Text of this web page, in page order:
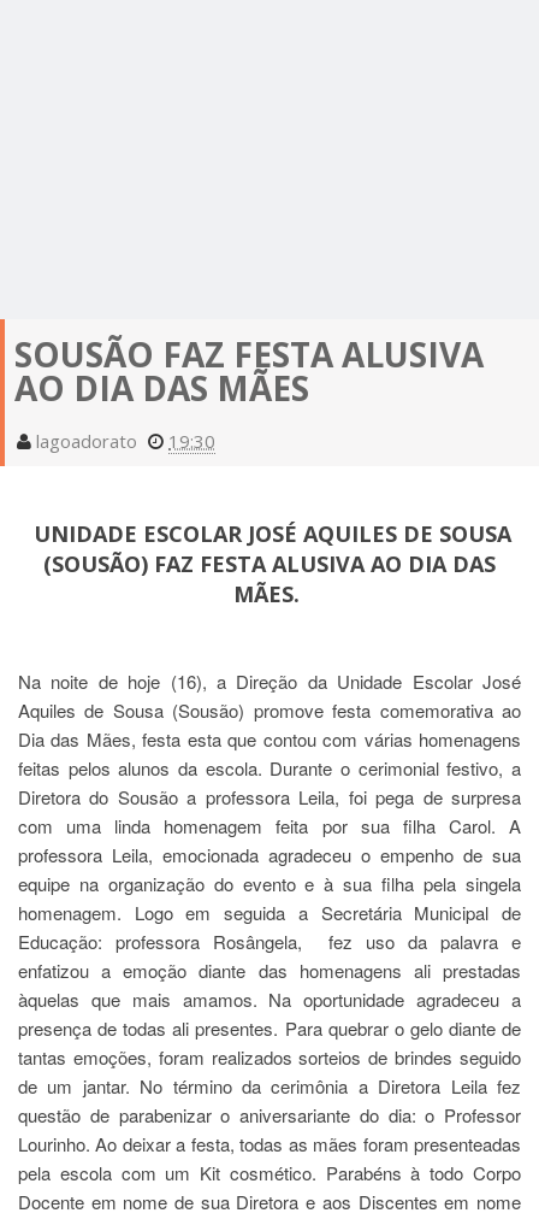
SOUSÃO FAZ FESTA ALUSIVA
AO DIA DAS MÃES
lagoadorato 19:30
UNIDADE ESCOLAR JOSÉ AQUILES DE SOUSA
(SOUSÃO) FAZ FESTA ALUSIVA AO DIA DAS
MÃES.
Na noite de hoje (16), a Direção da Unidade Escolar José
Aquiles de Sousa (Sousão) promove festa comemorativa ao
Dia das Mães, festa esta que contou com várias homenagens
feitas pelos alunos da escola. Durante o cerimonial festivo, a
Diretora do Sousão a professora Leila, foi pega de surpresa
com uma linda homenagem feita por sua filha Carol. A
professora Leila, emocionada agradeceu o empenho de sua
equipe na organização do evento e à sua filha pela singela
homenagem. Logo em seguida a Secretária Municipal de
Educação: professora Rosângela, fez uso da palavra e
enfatizou a emoção diante das homenagens ali prestadas
àquelas que mais amamos. Na oportunidade agradeceu a
presença de todas ali presentes. Para quebrar o gelo diante de
tantas emoções, foram realizados sorteios de brindes seguido
de um jantar. No término da cerimônia a Diretora Leila fez
questão de parabenizar o aniversariante do dia: o Professor
Lourinho. Ao deixar a festa, todas as mães foram presenteadas
pela escola com um Kit cosmético. Parabéns à todo Corpo
Docente em nome de sua Diretora e aos Discentes em nome